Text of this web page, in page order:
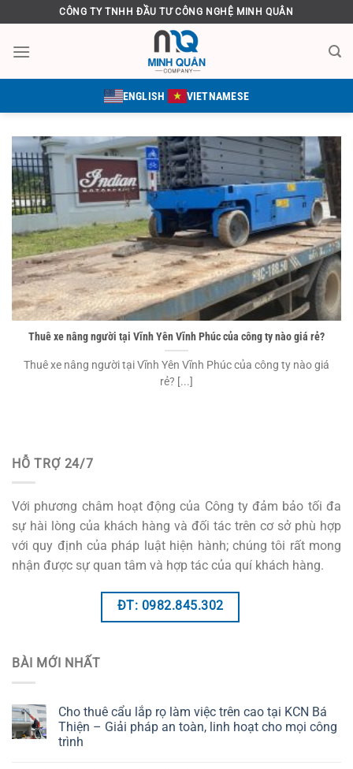
qua
nội
CÔNG TY TNHH ĐẦU TƯ CÔNG NGHỆ MINH QUÂN
ENGLISH VIETNAMESE
Thuê xe nâng người tại Vĩnh Yên Vĩnh Phúc của công ty nào giá rẻ?
Thuê xe nâng người tại Vĩnh Yên Vĩnh Phúc của công ty nào giá
rẻ? [...]
HỖ TRỢ 24/7
Với phương châm hoạt động của Công ty đảm bảo tối đa
sự hài lòng của khách hàng và đối tác trên cơ sở phù hợp
với quy định của pháp luật hiện hành; chúng tôi rất mong
nhận được sự quan tâm và hợp tác của quí khách hàng.
ĐT: 0982.845.302
BÀI MỚI NHẤT
Cho thuê cẩu lắp rọ làm việc trên cao tại KCN Bá
Thiện – Giải pháp an toàn, linh hoạt cho mọi công
trình